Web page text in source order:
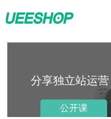
分享独立站运
公开课